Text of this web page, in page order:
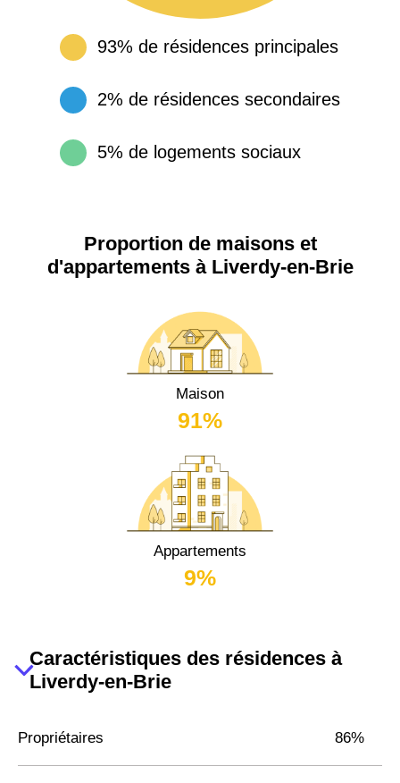
93% de résidences principales
2% de résidences secondaires
5% de logements sociaux
Proportion de maisons et
d'appartements à Liverdy-en-Brie
Maison
91%
Appartements
9%
Caractéristiques des résidences à
Liverdy-en-Brie
Propriétaires 86%